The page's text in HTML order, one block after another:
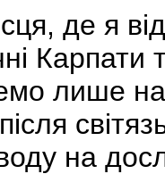
де я
лише
на